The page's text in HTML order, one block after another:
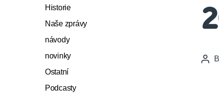
Historie
Naše zprávy
návody
novinky
Ostatní
Podcasty